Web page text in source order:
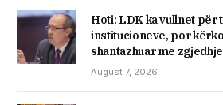
Hoti: LDK ka vullnet për
institucioneve, por
shantazhuar me
August 7, 2026